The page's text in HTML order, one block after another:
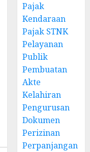
Pajak
Kendaraan
Pajak STNK
Pelayanan
Publik
Pembuatan
Akte
Kelahiran
Pengurusan
Dokumen
Perizinan
Perpanjangan